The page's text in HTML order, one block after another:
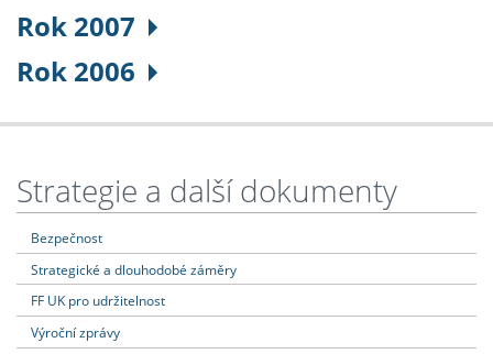
Rok 2007
Rok 2006
Strategie a další dokumenty
Bezpečnost
Strategické a dlouhodobé záměry
FF UK pro udržitelnost
Výroční zprávy